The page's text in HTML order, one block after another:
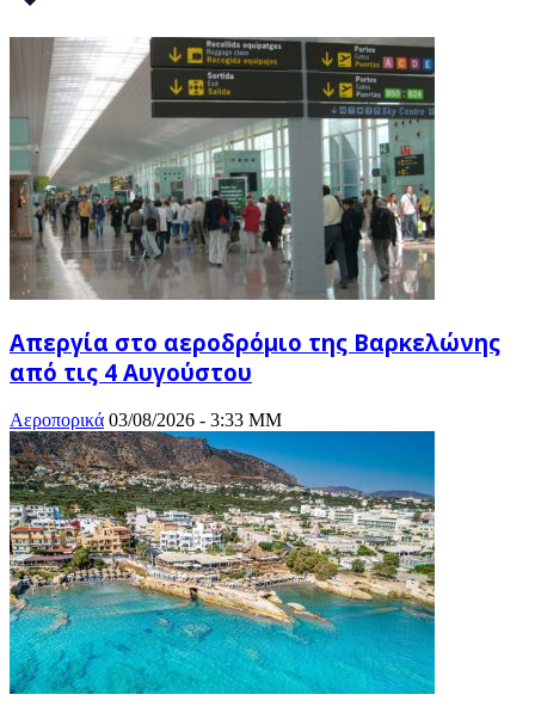
Απεργία στο αεροδρόμιο της Βαρκελώνης
από τις 4 Αυγούστου
Αεροπορικά 03/08/2026 - 3:33 ΜΜ